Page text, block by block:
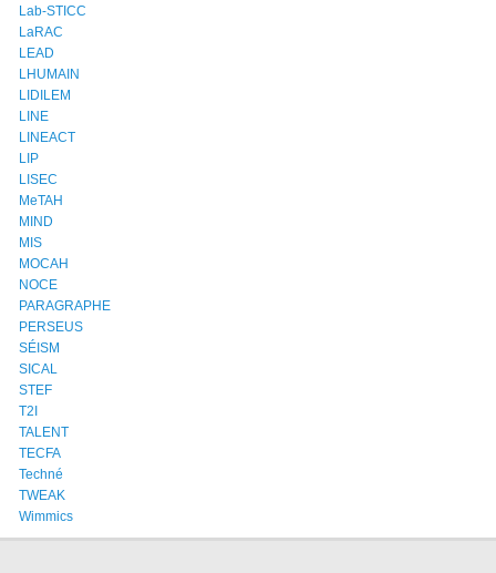
Lab-STICC
LaRAC
LEAD
LHUMAIN
LIDILEM
LINE
LINEACT
LIP
LISEC
MeTAH
MIND
MIS
MOCAH
NOCE
PARAGRAPHE
PERSEUS
SÉISM
SICAL
STEF
T2I
TALENT
TECFA
Techné
TWEAK
Wimmics